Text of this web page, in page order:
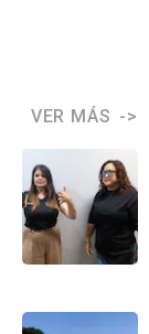
VER MÁS